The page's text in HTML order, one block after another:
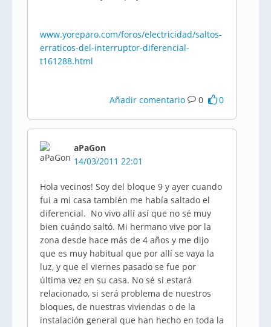
www.yoreparo.com/foros/electricidad/saltos-
erraticos-del-interruptor-diferencial-
t161288.html
Añadir comentario 0 0
aPaGon
14/03/2011 22:01
Hola vecinos! Soy del bloque 9 y ayer cuando
fui a mi casa también me había saltado el
diferencial. No vivo allí así que no sé muy
bien cuándo saltó. Mi hermano vive por la
zona desde hace más de 4 años y me dijo
que es muy habitual que por allí se vaya la
luz, y que el viernes pasado se fue por
última vez en su casa. No sé si estará
relacionado, si será problema de nuestros
bloques, de nuestras viviendas o de la
instalación general que han hecho en toda la